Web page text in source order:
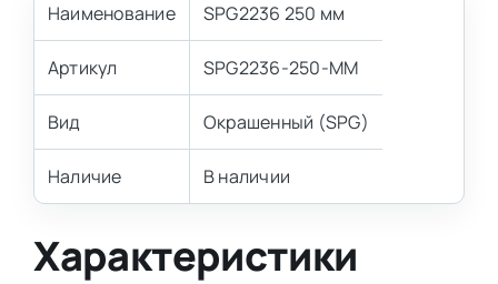
Наименование SPG2236 250 мм
Артикул SPG2236-250-MM
Вид Окрашенный (SPG)
Наличие В наличии
Характеристики